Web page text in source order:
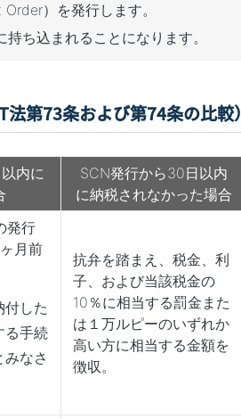
）を発行します。
ち込まれることになります。
第73条および第74条の比較）
内に
SCN発行から30日以内
に納税されなかった場合
発行
月前
付した
る手続
みなさ
抗弁を踏まえ、税金、利
子、および当該税金の
10％に相当する罰金また
は１万ルピーのいずれか
高い方に相当する金額を
徴収。